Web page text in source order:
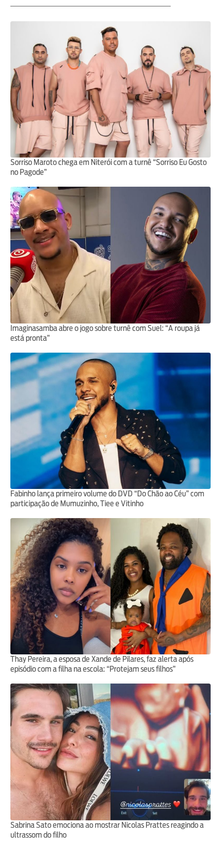
Sorriso Maroto chega em Niterói com a turnê “Sorriso Eu Gosto
no Pagode”
Imaginasamba abre o jogo sobre turnê com Suel: “A roupa já
está pronta”
Fabinho lança primeiro volume do DVD “Do Chão ao Céu” com
participação de Mumuzinho, Tiee e Vitinho
Thay Pereira, a esposa de Xande de Pilares, faz alerta após
episódio com a filha na escola: “Protejam seus filhos”
Sabrina Sato emociona ao mostrar Nicolas Prattes reagindo a
ultrassom do filho